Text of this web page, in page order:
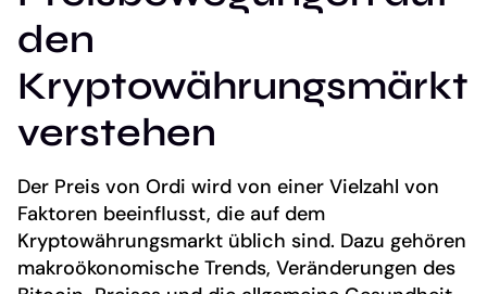
den
verstehen
Der Preis von Ordi wird von einer Vielzahl von
Faktoren beeinflusst, die auf dem
Kryptowährungsmarkt üblich sind. Dazu gehören
makroökonomische Trends, Veränderungen des